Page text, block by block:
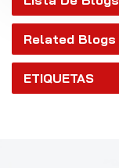
Related Blogs
ETIQUETAS